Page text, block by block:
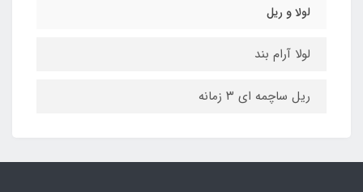
لولا و ریل
لولا آرام بند
ریل ساچمه ای ۳ زمانه